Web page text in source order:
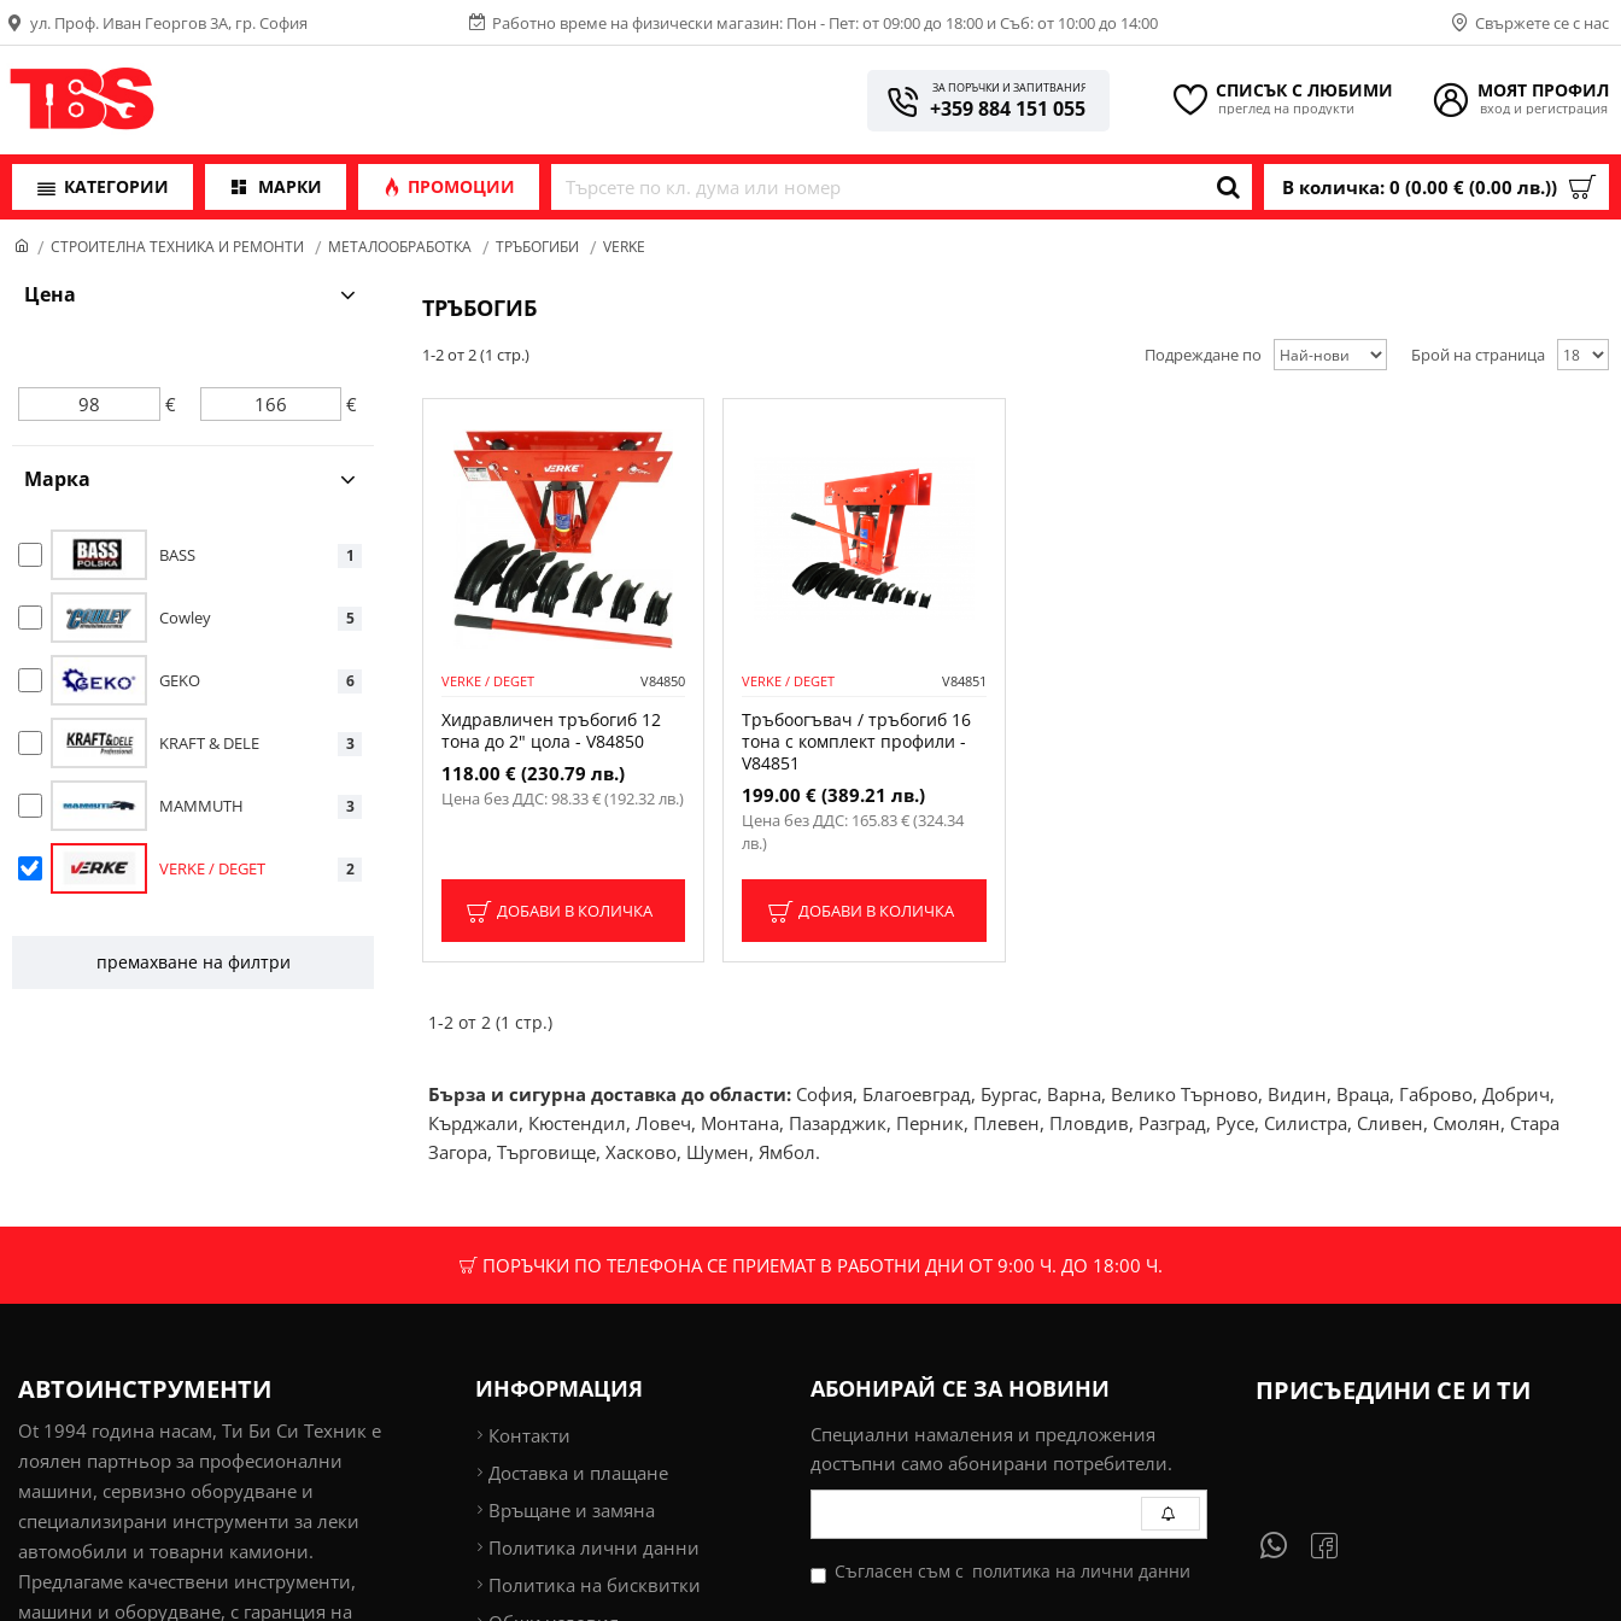
ул. Проф. Иван Георгов 3А, гр. София Работно време на физически магазин: Пон - Пет: от 09:00 до 18:00 и Съб: от 10:00 до 14:00 Свържете се с нас
СПИСЪК С ЛЮБИМИ
преглед на продукти
МОЯТ ПРОФИЛ
вход и регистрация
ЗА ПОРЪЧКИ И ЗАПИТВАНИЯ
+359 884 151 055
КАТЕГОРИИ МАРКИ ПРОМОЦИИ В количка: 0 (0.00 € (0.00 лв.))
СТРОИТЕЛНА ТЕХНИКА И РЕМОНТИ МЕТАЛООБРАБОТКА ТРЪБОГИБИ VERKE
Цена
€ €
Марка
BASS 1
Cowley 5
GEKO 6
KRAFT & DELE 3
MAMMUTH 3
VERKE / DEGET 2
премахване на филтри
ТРЪБОГИБ
Бърза и сигурна доставка до области: София, Благоевград, Бургас, Варна, Велико Търново, Видин, Враца, Габрово, Добрич,
Кърджали, Кюстендил, Ловеч, Монтана, Пазарджик, Перник, Плевен, Пловдив, Разград, Русе, Силистра, Сливен, Смолян, Стара
Загора, Търговище, Хасково, Шумен, Ямбол.
1-2 от 2 (1 стр.) Подреждане по Брой на страница
VERKE / DEGET V84850
Хидравличен тръбогиб 12
тона до 2" цола - V84850
118.00 € (230.79 лв.)
Цена без ДДС: 98.33 € (192.32 лв.)
ДОБАВИ В КОЛИЧКА
VERKE / DEGET V84851
Тръбоогъвач / тръбогиб 16
тона с комплект профили -
V84851
199.00 € (389.21 лв.)
Цена без ДДС: 165.83 € (324.34
лв.)
ДОБАВИ В КОЛИЧКА
1-2 от 2 (1 стр.)
ПОРЪЧКИ ПО ТЕЛЕФОНА СЕ ПРИЕМАТ В РАБОТНИ ДНИ ОТ 9:00 Ч. ДО 18:00 Ч.
АВТОИНСТРУМЕНТИ
Ot 1994 година насам, Ти Би Си Техник е
лоялен партньор за професионални
машини, сервизно оборудване и
специализирани инструменти за леки
автомобили и товарни камиони.
Предлагаме качествени инструменти,
машини и оборудване, с гаранция на
ИНФОРМАЦИЯ
Контакти
Доставка и плащане
Връщане и замяна
Политика лични данни
Политика на бисквитки
АБОНИРАЙ СЕ ЗА НОВИНИ
Специални намаления и предложения
достъпни само абонирани потребители.
Съгласен съм с политика на лични данни
ПРИСЪЕДИНИ СЕ И ТИ